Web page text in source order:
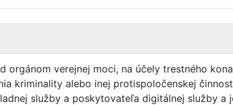
orgánom verejnej moci, na účely trestného
kriminality alebo inej protispoločenskej
služby a poskytovateľa digitálnej služby a